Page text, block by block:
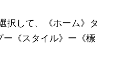
して、《ホーム》タ
《スタイル》ー《標